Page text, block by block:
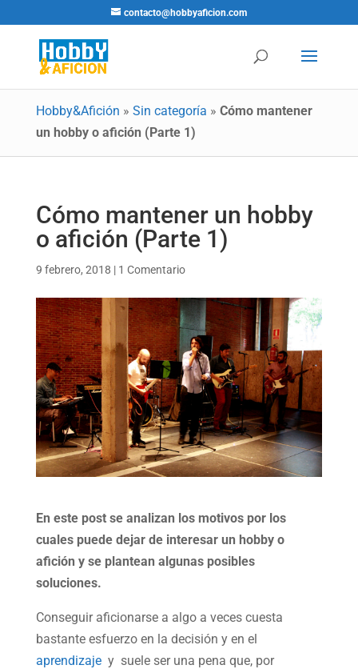
contacto@hobbyaficion.com
Hobby&Afición » Sin categoría » Cómo mantener
un hobby o afición (Parte 1)
Cómo mantener un hobby
o afición (Parte 1)
9 febrero, 2018 | 1 Comentario
En este post se analizan los motivos por los
cuales puede dejar de interesar un hobby o
afición y se plantean algunas posibles
soluciones.
Conseguir aficionarse a algo a veces cuesta
bastante esfuerzo en la decisión y en el
aprendizaje y suele ser una pena que, por